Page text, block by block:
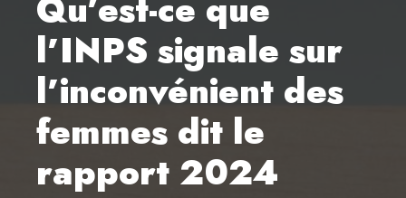
l’INPS signale sur
l’inconvénient des
femmes dit le
rapport 2024